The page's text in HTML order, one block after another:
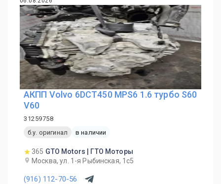
АКПП Volvo 6DCT450 MPS6 1.6 турбо S60
V60
31259758
б.у. оригинал
в наличии
365 GTO Motors | ГТО Моторы
Москва, ул. 1-я Рыбинская, 1с5
(916) 112-70-56